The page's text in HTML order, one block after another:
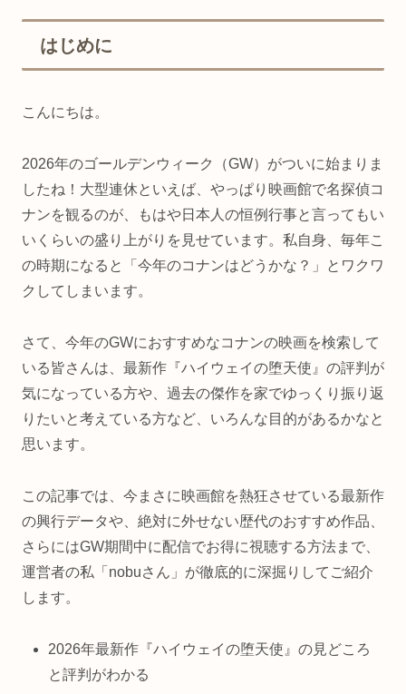
はじめに
こんにちは。
2026年のゴールデンウィーク（GW）がついに始まりま
したね！大型連休といえば、やっぱり映画館で名探偵コ
ナンを観るのが、もはや日本人の恒例行事と言ってもい
いくらいの盛り上がりを見せています。私自身、毎年こ
の時期になると「今年のコナンはどうかな？」とワクワ
クしてしまいます。
さて、今年のGWにおすすめなコナンの映画を検索して
いる皆さんは、最新作『ハイウェイの堕天使』の評判が
気になっている方や、過去の傑作を家でゆっくり振り返
りたいと考えている方など、いろんな目的があるかなと
思います。
この記事では、今まさに映画館を熱狂させている最新作
の興行データや、絶対に外せない歴代のおすすめ作品、
さらにはGW期間中に配信でお得に視聴する方法まで、
運営者の私「nobuさん」が徹底的に深掘りしてご紹介
します。
2026年最新作『ハイウェイの堕天使』の見どころ
と評判がわかる